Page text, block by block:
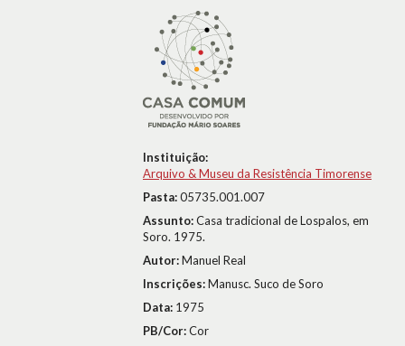
Instituição:
Arquivo & Museu da Resistência Timorense
Pasta:05735.001.007
Assunto:Casa tradicional de Lospalos, em
Soro. 1975.
Autor:Manuel Real
Inscrições:Manusc. Suco de Soro
Data: 1975
PB/Cor:Cor